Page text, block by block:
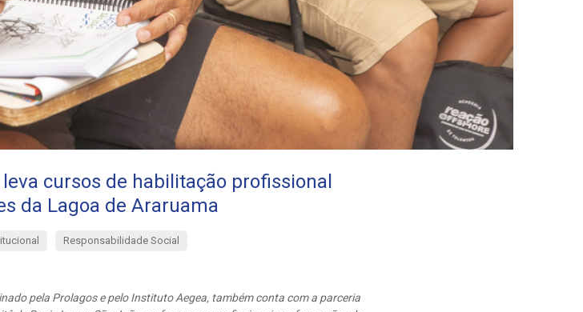
cursos de habilitação profissional
da Lagoa de Araruama
Responsabilidade Social
pela Prolagos e pelo Instituto Aegea, também conta com a parceria